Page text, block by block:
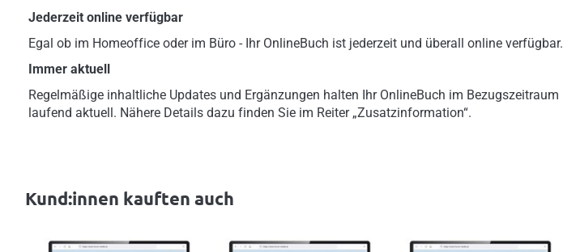
Jederzeit online verfügbar
Egal ob im Homeoffice oder im Büro - Ihr OnlineBuch ist jederzeit und überall online verfügbar.
Immer aktuell
Regelmäßige inhaltliche Updates und Ergänzungen halten Ihr OnlineBuch im Bezugszeitraum
laufend aktuell. Nähere Details dazu finden Sie im Reiter „Zusatzinformation“.
Kund:innen kauften auch